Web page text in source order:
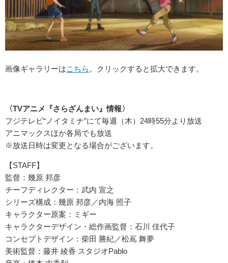
画像ギャラリーはこちら 。クリックすると拡大できます。
〈TVアニメ『さらざんまい』情報〉
フジテレビ“ノイタミナ”にて毎週（木）24時55分より放送
アニマックスほか各局でも放送
※放送日時は変更となる場合がございます。
【STAFF】
監督：幾原 邦彦
チーフディレクター：武内 宣之
シリーズ構成：幾原 邦彦／内海 照子
キャラクター原案：ミギー
キャラクターデザイン・総作画監督：石川 佳代子
コンセプトデザイン：柴田 勝紀／松嶌 舞夢
美術監督：藤井 綾香 スタジオPablo